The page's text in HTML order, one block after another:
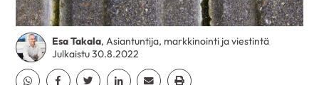
Esa Takala, Asiantuntija, markkinointi ja viestintä
Julkaistu 30.8.2022
Jaa Whatsapp
Jaa Facebook
Jaa TwitterJaa Linkedin
Jaa EmailJaa Print